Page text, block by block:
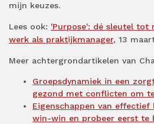
mijn keuzes.
Lees ook: 'Purpose': dé sleutel tot
werk als praktijkmanager, 13
Meer achtergrondartikelen van
Groepsdynamiek in een
gezond met conflicten om
Eigenschappen van effectief
win-win en probeer eerst te